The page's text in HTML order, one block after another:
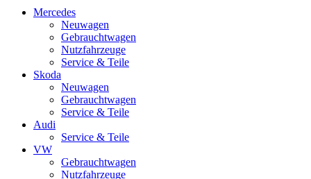
Mercedes
Neuwagen
Gebrauchtwagen
Nutzfahrzeuge
Service & Teile
Skoda
Neuwagen
Gebrauchtwagen
Service & Teile
Audi
Service & Teile
VW
Gebrauchtwagen
Nutzfahrzeuge